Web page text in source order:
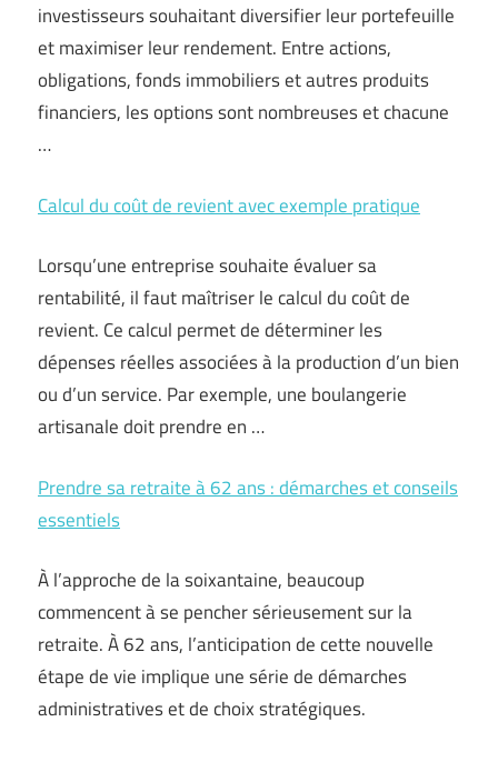
investisseurs souhaitant diversifier leur portefeuille
et maximiser leur rendement. Entre actions,
obligations, fonds immobiliers et autres produits
financiers, les options sont nombreuses et chacune
…
Calcul du coût de revient avec exemple pratique
Lorsqu’une entreprise souhaite évaluer sa
rentabilité, il faut maîtriser le calcul du coût de
revient. Ce calcul permet de déterminer les
dépenses réelles associées à la production d’un bien
ou d’un service. Par exemple, une boulangerie
artisanale doit prendre en …
Prendre sa retraite à 62 ans : démarches et conseils
essentiels
À l’approche de la soixantaine, beaucoup
commencent à se pencher sérieusement sur la
retraite. À 62 ans, l’anticipation de cette nouvelle
étape de vie implique une série de démarches
administratives et de choix stratégiques.